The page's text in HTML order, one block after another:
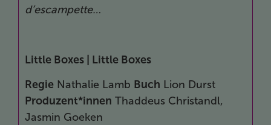
d’escampette…
Little Boxes Little Boxes
Regie Nathalie Lamb Buch Lion Durst
Produzent*innen Thaddeus Christandl,
Jasmin Goeken